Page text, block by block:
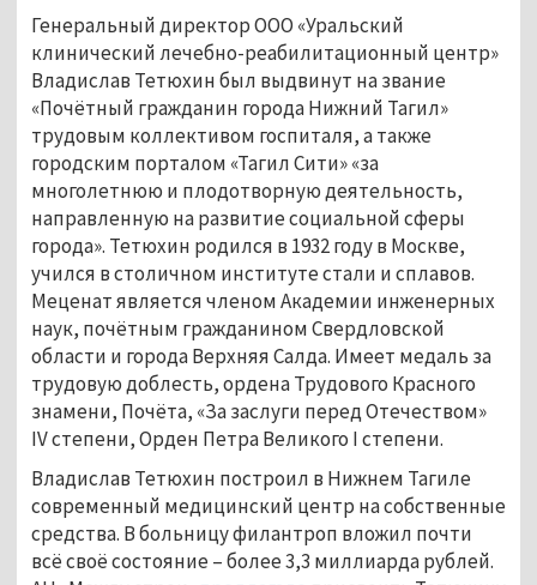
Генеральный директор ООО «Уральский
клинический лечебно-реабилитационный центр»
Владислав Тетюхин был выдвинут на звание
«Почётный гражданин города Нижний Тагил»
трудовым коллективом госпиталя, а также
городским порталом «Тагил Сити» «за
многолетнюю и плодотворную деятельность,
направленную на развитие социальной сферы
города». Тетюхин родился в 1932 году в Москве,
учился в столичном институте стали и сплавов.
Меценат является членом Академии инженерных
наук, почётным гражданином Свердловской
области и города Верхняя Салда. Имеет медаль за
трудовую доблесть, ордена Трудового Красного
знамени, Почёта, «За заслуги перед Отечеством»
IV степени, Орден Петра Великого I степени.
Владислав Тетюхин построил в Нижнем Тагиле
современный медицинский центр на собственные
средства. В больницу филантроп вложил почти
всё своё состояние – более 3,3 миллиарда рублей.